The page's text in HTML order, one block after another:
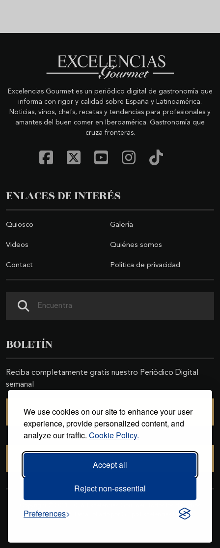
We use cookies on our site to enhance your user
experience, provide personalized content, and
analyze our traffic. Cookie Policy.
Accept all
Reject non-essential
Preferences
Excelencias Gourmet es un periódico digital de gastronomía que
informa con rigor y calidad sobre España y Latinoamérica.
Noticias, vinos, chefs, recetas y tendencias para profesionales y
amantes del buen comer en Iberoamérica. Gastronomía que
cruza fronteras.
ENLACES DE INTERÉS
Quiosco Galería
Videos Quiénes somos
Contact Política de privacidad
BOLETÍN
Reciba completamente gratis nuestro Periódico Digital
semanal
SUSCRIBIRSE
reservados. Desarrollado por
.